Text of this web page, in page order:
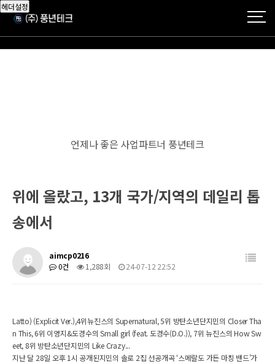
헤더설정
언제나 좋은 사업파트너 풍년테크
위에 올랐고, 13개 국가/지역의 데일리 톱
송에서
aimcp0216
0건
1,288회 24-07-12 22:52
Latto) (Explicit Ver.),4위뉴진스의 Supernatural, 5위 방탄소년단지민의 Closer Tha
n This, 6위 이영지&도경수의 Small girl (feat. 도경수(D.O.)), 7위 뉴진스의 How Sw
eet, 8위 방탄소년단지민의 Like Crazy...
지난 달 28일 오후 1시 공개된지민의 솔로 2집 선공개곡 ‘스메랄도 가든 마칭 밴드’가